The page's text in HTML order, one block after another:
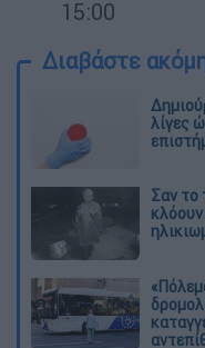
15:00
Διαβάστε
λίγες
Σαν το